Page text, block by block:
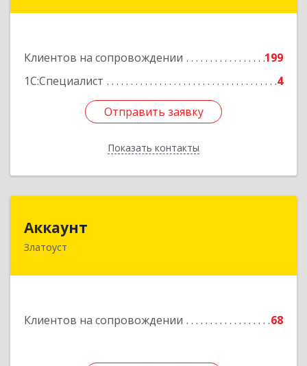
Клиентов на сопровождении
199
1С:Специалист
4
Отправить заявку
Показать контакты
Отправить заявку
Назад
Аккаунт
Златоуст
Клиентов на сопровождении 68
456200, Челябинская обл, Златоуст г, 40-летия